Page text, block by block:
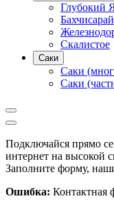
Глубокий
Бахчисарай
Скалистое
Саки
Саки
Саки
Подключайся прямо
интернет на высокой
Заполните форму,
Ошибка: Контактная